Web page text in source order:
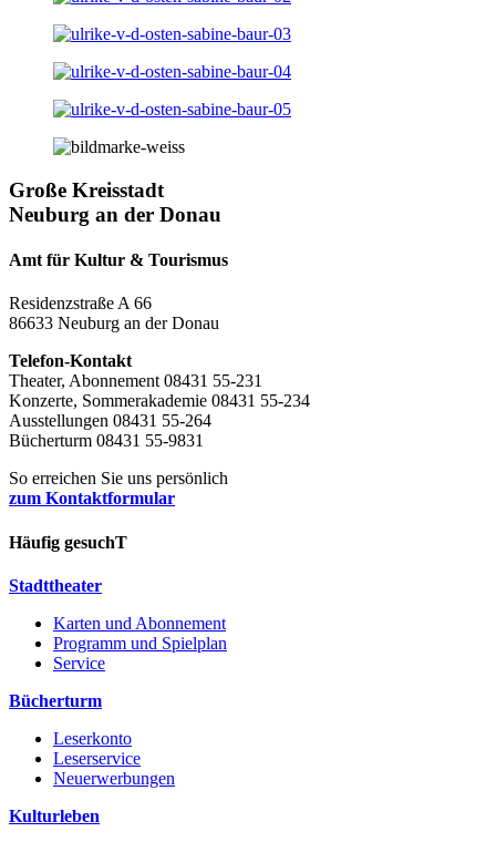
Große Kreisstadt
Neuburg an der Donau
Amt für Kultur & Tourismus
Residenzstraße A 66
86633 Neuburg an der Donau
Telefon-Kontakt
Theater, Abonnement 08431 55-231
Konzerte, Sommerakademie 08431 55-234
Ausstellungen 08431 55-264
Bücherturm 08431 55-9831
So erreichen Sie uns persönlich
zum Kontaktformular
Häufig gesuchT
Stadttheater
Karten und Abonnement
Programm und Spielplan
Service
Bücherturm
Leserkonto
Leserservice
Neuerwerbungen
Kulturleben